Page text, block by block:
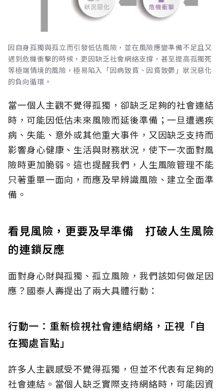
因自身孤獨與孤立而引發低估風險，並在風險應變準備不足且又
遇到危機衝擊的時候，更因缺乏社會網絡支撐，甚至提高孤獨死
等極端情境的風險，極易陷入「因病致貧、因貧致鬱」狀況惡化
的負向循環。
當一個人主觀不覺得孤獨，卻缺乏足夠的社會連結
時，可能因低估未來風險而延後準備；一旦遭遇疾
病、失能、意外或其他重大事件，又因缺乏支持而
影響身心健康、生活與財務狀況，使下一次面對風
險時更加脆弱。這也提醒我們，人生風險管理不能
只著重單一面向，而應及早辨識風險、建立全面準
備。
看見風險，更要及早準備 打破人生風險
的連鎖反應
面對身心財與孤獨、孤立風險，我們該如何做足因
應？國泰人壽提出了兩大具體行動：
行動一：重新檢視社會連結網絡，正視「自
在獨處盲點」
許多人主觀感受不覺得孤獨，但並不代表有足夠的
社會連結。當個人缺乏實際支持網絡時，可能因資